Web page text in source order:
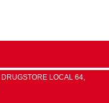
LOCAL 64,